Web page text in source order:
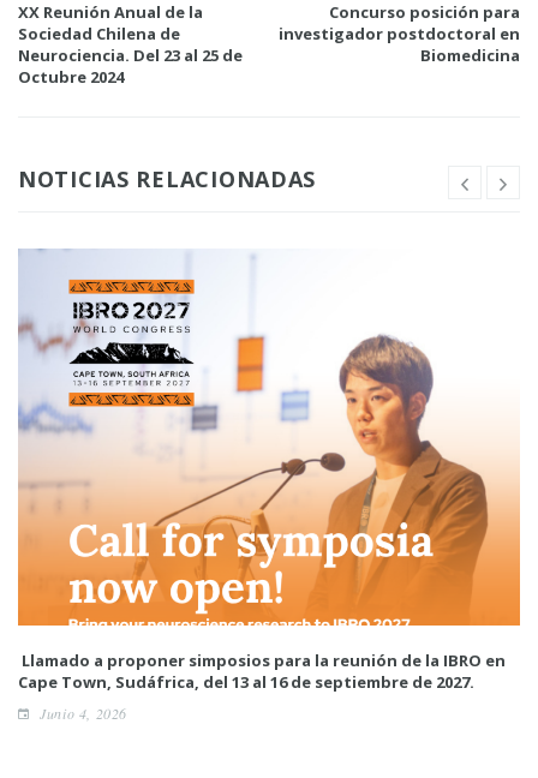
XX Reunión Anual de la
Sociedad Chilena de
Neurociencia. Del 23 al 25 de
Octubre 2024
Concurso posición para
investigador postdoctoral en
Biomedicina
NOTICIAS RELACIONADAS
Llamado a proponer simposios para la reunión de la IBRO en
Cape Town, Sudáfrica, del 13 al 16 de septiembre de 2027.
Junio 4, 2026